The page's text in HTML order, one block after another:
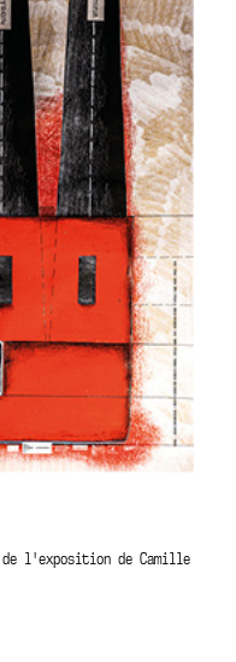
de l'exposition de Camille